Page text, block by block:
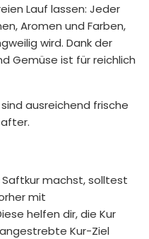
Lauf lassen: Jeder
Aromen und Farben,
wird. Dank der
Gemüse ist für reichlich
ausreichend frische
machst, solltest
mit
helfen dir, die Kur
Kur-Ziel